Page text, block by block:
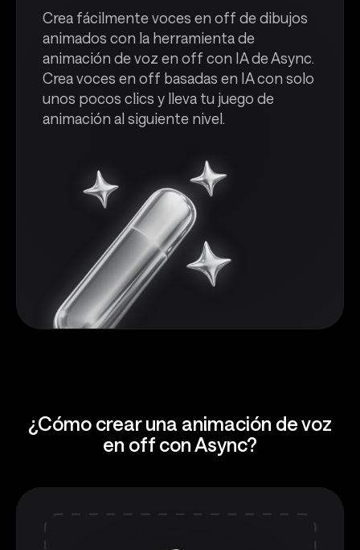
Crea fácilmente voces en off de dibujos
animados con la herramienta de
animación de voz en off con IA de Async.
Crea voces en off basadas en IA con solo
unos pocos clics y lleva tu juego de
animación al siguiente nivel.
¿Cómo crear una animación de voz
en off con Async?